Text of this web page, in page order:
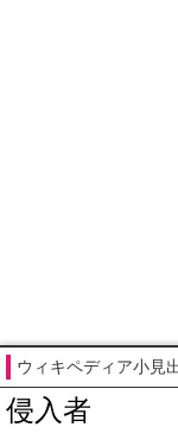
ウィキペディア小見
侵入者